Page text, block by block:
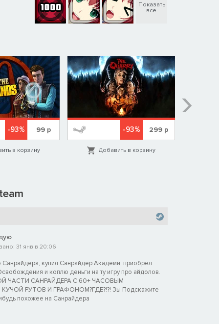
Показать
все
-93% 99р
в корзину
-93% 299 р
Добавить в корзину
31 янв в 20:06
купил Санрайдер Академи, приобрел
и коплю деньги на ту игру про айдолов.
ЧАСТИ САНРАЙДЕРА С 60+ ЧАСОВЫМ
РУТОВ И ГРАФОНОМ?ГДЕ?!?! Зы Подскажите
похожее на Санрайдера